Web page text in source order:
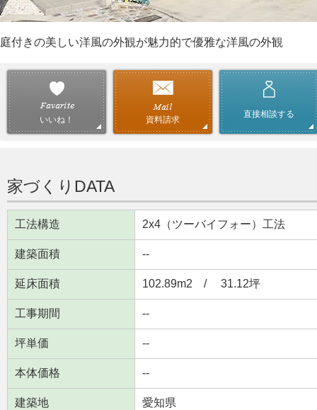
庭付きの美しい洋風の外観が魅力的で優雅な洋風の外観
いいね！ 資料請求
直接相談する
家づくりDATA
工法構造 2x4（ツーバイフォー）工法
建築面積 --
延床面積 102.89m2 / 31.12坪
工事期間 --
坪単価 --
本体価格 --
建築地 愛知県